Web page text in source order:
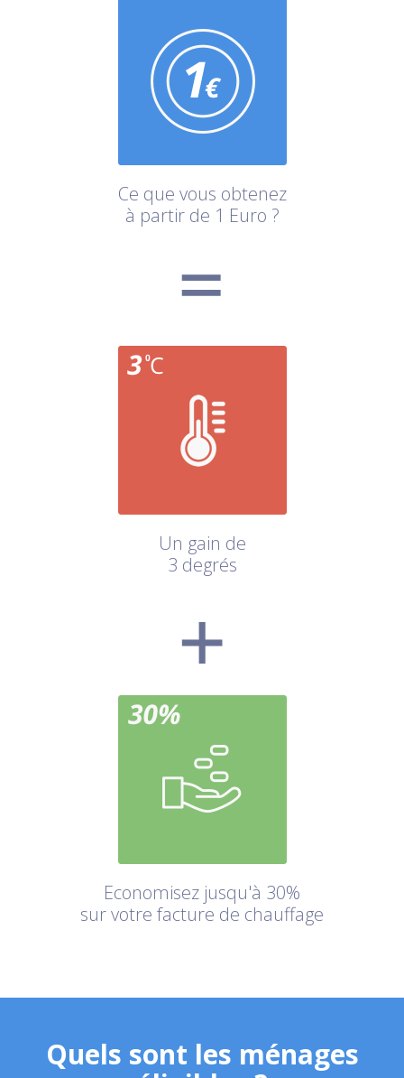
Ce que vous obtenez
à partir de 1 Euro ?
Un gain de
3 degrés
Economisez jusqu'à 30%
sur votre facture de chauffage
Quels sont les ménages